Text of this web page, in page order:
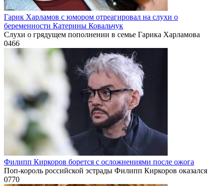
Гарик Харламов с юмором отреагировал на слухи о
беременности Катерины Ковальчук
Слухи о грядущем пополнении в семье Гарика Харламова
0466
Филипп Киркоров борется с осложнениями после ожога
Поп-король российской эстрады Филипп Киркоров оказался
0770